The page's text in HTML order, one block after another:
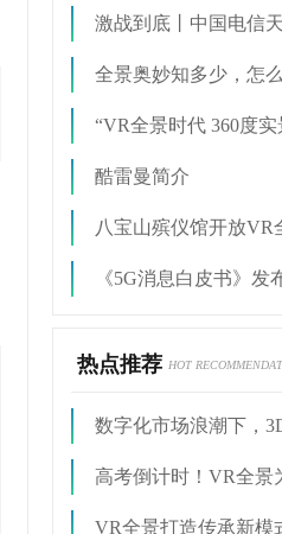
全景奥妙知多少，怎
“VR全景时代 360度
酷雷曼简介
八宝山殡仪馆开放VR
《5G消息白皮书》发
热点推荐 HOT
数字化市场浪潮下，
高考倒计时！VR全景